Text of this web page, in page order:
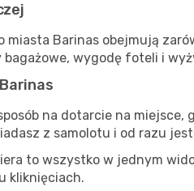
Barinas obejmują
bagażowe, wygodę foteli i
na dotarcie na
z samolotu i od razu
to wszystko w jednym
kliknięciach.